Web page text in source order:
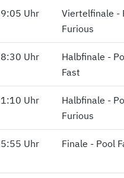
Uhr
Viertelfinale -
Furious
Uhr
Halbfinale -
Fast
Uhr
Halbfinale -
Furious
Uhr Finale - Pool